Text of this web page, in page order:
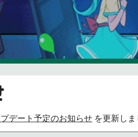
デート予定のお知らせを更新しま